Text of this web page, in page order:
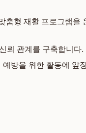
춤형 재활 프로그램을
뢰 관계를 구축합니다.
방을 위한 활동에 앞